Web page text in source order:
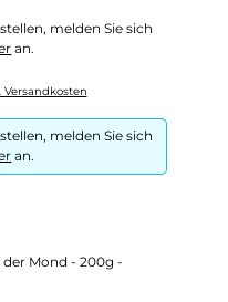
melden Sie sich
an.
Versandkosten
melden Sie sich
an.